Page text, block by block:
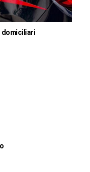
domiciliari